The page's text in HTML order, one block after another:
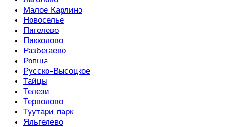
Малое Карлино
Новоселье
Пигелево
Пикколово
Разбегаево
Ропша
Русско-Высоцкое
Тайцы
Телези
Терволово
Туутари парк
Яльгелево